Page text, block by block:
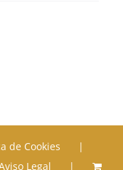
de Cookies
Legal